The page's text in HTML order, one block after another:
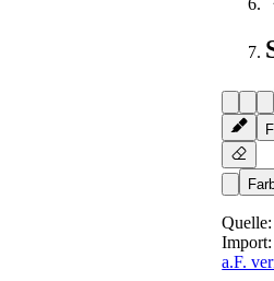
§ 28
a.F.